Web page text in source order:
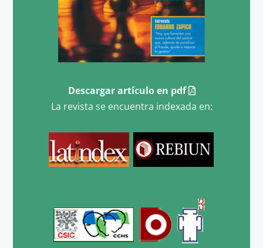
Descargar artículo en pdf
La revista se encuentra indexada en: